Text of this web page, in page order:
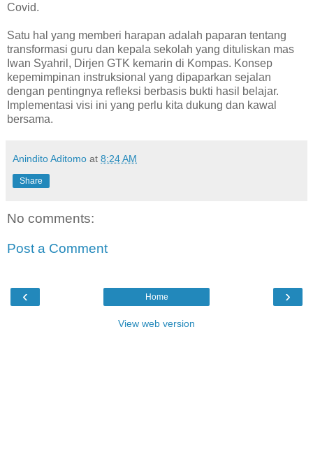
Covid.
Satu hal yang memberi harapan adalah paparan tentang
transformasi guru dan kepala sekolah yang dituliskan mas
Iwan Syahril, Dirjen GTK kemarin di Kompas. Konsep
kepemimpinan instruksional yang dipaparkan sejalan
dengan pentingnya refleksi berbasis bukti hasil belajar.
Implementasi visi ini yang perlu kita dukung dan kawal
bersama.
Anindito Aditomo at 8:24 AM
Share
No comments:
Post a Comment
‹ ›
Home
View web version